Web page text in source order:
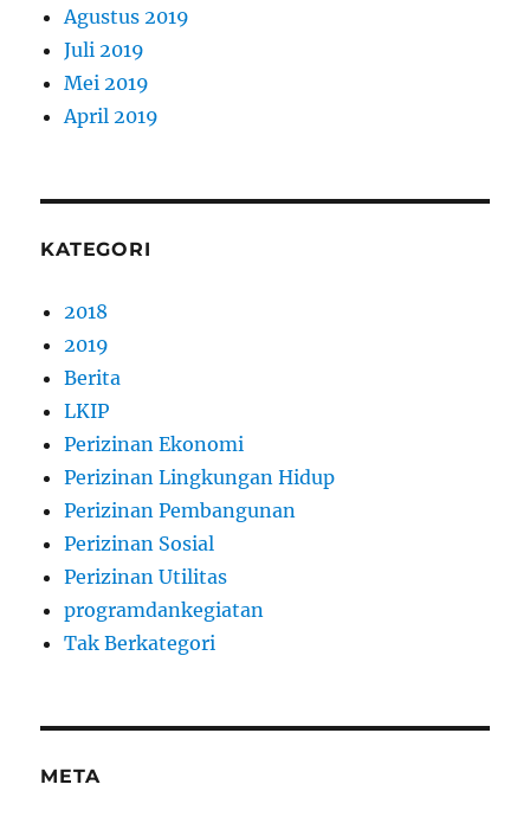
Agustus 2019
Juli 2019
Mei 2019
April 2019
KATEGORI
2018
2019
Berita
LKIP
Perizinan Ekonomi
Perizinan Lingkungan Hidup
Perizinan Pembangunan
Perizinan Sosial
Perizinan Utilitas
programdankegiatan
Tak Berkategori
META